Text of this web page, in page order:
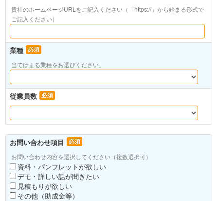
貴社のホームページURLをご記入ください（「https://」から始まる形式で
ご記入ください）
業種 必須
当てはまる業種をお選びください。
従業員数 必須
お問い合わせ項目
必須
お問い合わせ内容を選択してください（複数選択可）
資料・パンフレットが欲しい
デモ・詳しい話が聞きたい
見積もりが欲しい
その他（助成金等）